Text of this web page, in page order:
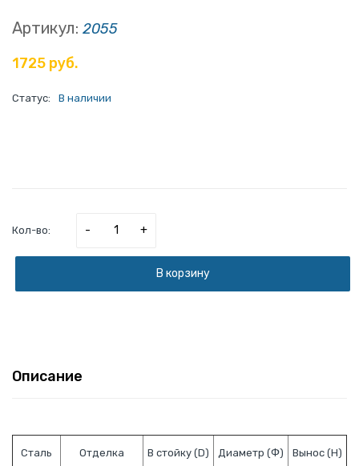
Артикул: 2055
1725 руб.
Статус: В наличии
Кол-во: - +
В корзину
Описание
Сталь Отделка В стойку (D) Диаметр (Ф) Вынос (H)